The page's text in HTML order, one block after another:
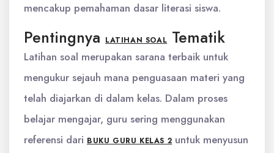
mencakup pemahaman dasar literasi siswa.
Pentingnya LATIHAN SOAL Tematik
Latihan soal merupakan sarana terbaik untuk
mengukur sejauh mana penguasaan materi yang
telah diajarkan di dalam kelas. Dalam proses
belajar mengajar, guru sering menggunakan
referensi dari BUKU GURU KELAS 2 untuk menyusun